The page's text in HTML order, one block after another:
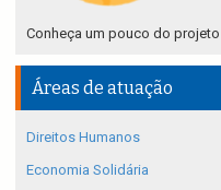
Conheça um pouco do projeto
Áreas de atuação
Direitos Humanos
Economia Solidária